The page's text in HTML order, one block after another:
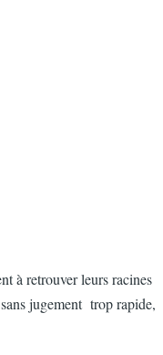
à retrouver leurs racines
jugement trop rapide,